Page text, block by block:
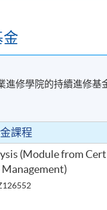
台灣等跨國金融公司.他
管理碩士學位
、衍生工具、結構
及牛熊證之交易策略
權對冲現貨的風險
策略組合應市法
趨勢
進修學院的持續進修基
課程
(Module from